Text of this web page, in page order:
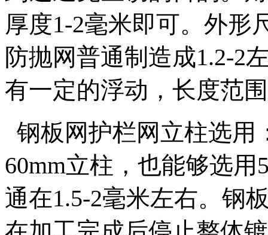
厚度1-2毫米即可。外形
防抛网普通制造成1.2-2
有一定的浮动，长度范
钢板网护栏网立柱选用
60mm立柱，也能够选
通在1.5-2毫米左右。钢